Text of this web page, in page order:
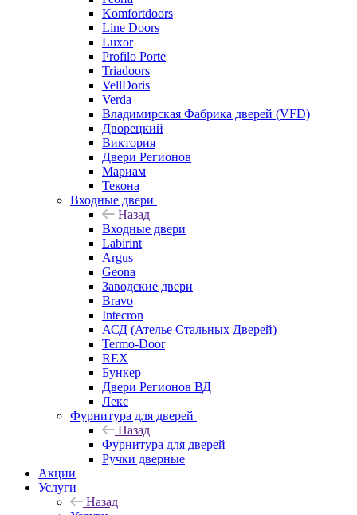
Komfortdoors
Line Doors
Luxor
Profilo Porte
Triadoors
VellDoris
Verda
Владимирская Фабрика дверей (VFD)
Дворецкий
Виктория
Двери Регионов
Мариам
Текона
Входные двери
Назад
Входные двери
Labirint
Argus
Geona
Заводские двери
Bravo
Intecron
АСД (Ателье Стальных Дверей)
Termo-Door
REX
Бункер
Двери Регионов ВД
Лекс
Фурнитура для дверей
Назад
Фурнитура для дверей
Ручки дверные
Акции
Услуги
Назад